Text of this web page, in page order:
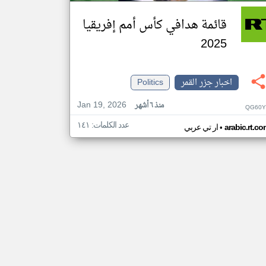
قائمة هدافي كأس أمم إفريقيا
2025
اخبار جزر القمر
Politics
Jan 19, 2026
منذ ٦ أشهر
ار تي عربي• عدد الكلمات: ١٤١